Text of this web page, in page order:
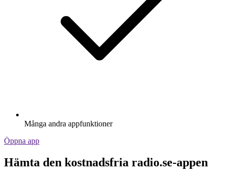
Många andra appfunktioner
Öppna app
Hämta den kostnadsfria radio.se-appen